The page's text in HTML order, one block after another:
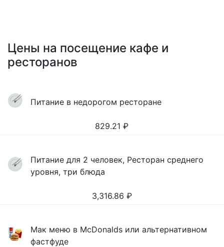
Цены на посещение кафе и
ресторанов
Питание в недорогом ресторане
829.21 ₽
Питание для 2 человек, Ресторан среднего
уровня, три блюда
3,316.86 ₽
Мак меню в McDonalds или альтернативном
фастфуде